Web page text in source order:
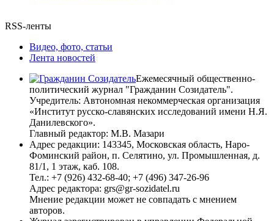
RSS-ленты
Видео, фото, статьи
Лента новостей
Ежемесячный общественно-
политический журнал "Гражданин Созидатель".
Учредитель: Автономная некоммерческая организация
«Институт русско-славянских исследований имени Н.Я.
Данилевского».
Главный редактор: М.В. Мазари
Адрес редакции: 143345, Московская область, Наро-
Фоминский район, п. Селятино, ул. Промышленная, д.
81/1, 1 этаж, каб. 108.
Тел.: +7 (926) 432-68-40; +7 (496) 347-26-96
Адрес редактора: grs@gr-sozidatel.ru
Мнение редакции может не совпадать с мнением
авторов.